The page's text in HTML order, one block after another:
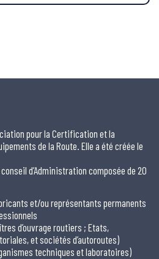
pour la Certification et la
de la Route. Elle a été créée le
d’Administration composée de 20
et/ou représentants permanents
d’ouvrage routiers ; Etats,
et sociétés d’autoroutes)
techniques et laboratoires)